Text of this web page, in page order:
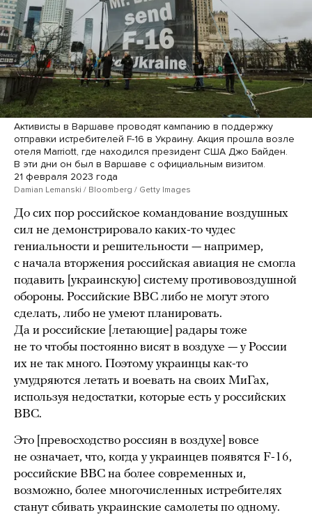
Активисты в Варшаве проводят кампанию в поддержку
отправки истребителей F-16 в Украину. Акция прошла возле
отеля Marriott, где находился президент США Джо Байден.
В эти дни он был в Варшаве с официальным визитом.
21 февраля 2023 года
Damian Lemanski / Bloomberg / Getty Images
До сих пор российское командование воздушных
сил не демонстрировало каких-то чудес
гениальности и решительности — например,
с начала вторжения российская авиация не смогла
подавить [украинскую] систему противовоздушной
обороны. Российские ВВС либо не могут этого
сделать, либо не умеют планировать.
Да и российские [летающие] радары тоже
не то чтобы постоянно висят в воздухе — у России
их не так много. Поэтому украинцы как-то
умудряются летать и воевать на своих МиГах,
используя недостатки, которые есть у российских
ВВС.
Это [превосходство россиян в воздухе] вовсе
не означает, что, когда у украинцев появятся F-16,
российские ВВС на более современных и,
возможно, более многочисленных истребителях
станут сбивать украинские самолеты по одному.